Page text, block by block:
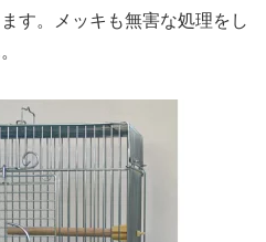
す。メッキも無害な処理をし